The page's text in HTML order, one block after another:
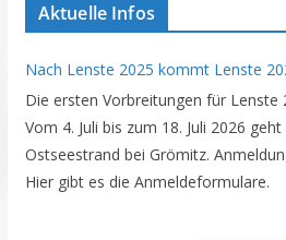
Aktuelle Infos
Nach Lenste 2025 kommt Lenste
Die ersten Vorbreitungen für Lenste
Vom 4. Juli bis zum 18. Juli 2026
Ostseestrand bei Grömitz.
Hier gibt es die Anmeldeformulare.